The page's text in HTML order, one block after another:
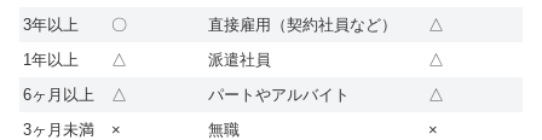
3年以上
〇 直接雇用（契約社員など）
△
1年以上
△ 派遣社員
△
6ヶ月以上
△ パートやアルバイト
△
3ヶ月未満
× 無職 ×